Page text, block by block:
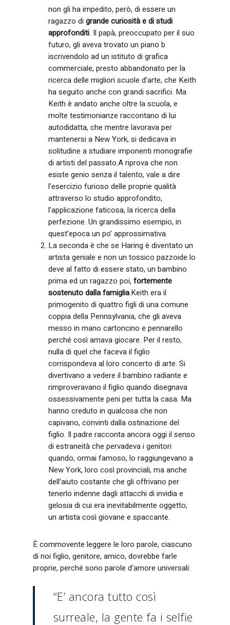
non gli ha impedito, però, di essere un
ragazzo di grande curiosità e di studi
approfonditi. Il papà, preoccupato per il suo
futuro, gli aveva trovato un piano b
iscrivendolo ad un istituto di grafica
commerciale, presto abbandonato per la
ricerca delle migliori scuole d’arte, che Keith
ha seguito anche con grandi sacrifici. Ma
Keith è andato anche oltre la scuola, e
molte testimonianze raccontano di lui
autodidatta, che mentre lavorava per
mantenersi a New York, si dedicava in
solitudine a studiare imponenti monografie
di artisti del passato.A riprova che non
esiste genio senza il talento, vale a dire
l’esercizio furioso delle proprie qualità
attraverso lo studio approfondito,
l’applicazione faticosa, la ricerca della
perfezione. Un grandissimo esempio, in
quest’epoca un po’ approssimativa.
La seconda è che se Haring è diventato un
artista geniale e non un tossico pazzoide lo
deve al fatto di essere stato, un bambino
prima ed un ragazzo poi, fortemente
sostenuto dalla famiglia.Keith era il
primogenito di quattro figli di una comune
coppia della Pennsylvania, che gli aveva
messo in mano cartoncino e pennarello
perché così amava giocare. Per il resto,
nulla di quel che faceva il figlio
corrispondeva al loro concerto di arte. Si
divertivano a vedere il bambino radiante e
rimproveravano il figlio quando disegnava
ossessivamente peni per tutta la casa. Ma
hanno creduto in qualcosa che non
capivano, convinti dalla ostinazione del
figlio. Il padre racconta ancora oggi il senso
di estraneità che pervadeva i genitori
quando, ormai famoso, lo raggiungevano a
New York, loro così provinciali, ma anche
dell’aiuto costante che gli offrivano per
tenerlo indenne dagli attacchi di invidia e
gelosia di cui era inevitabilmente oggetto,
un artista così giovane e spaccante.
È commovente leggere le loro parole, ciascuno
di noi figlio, genitore, amico, dovrebbe farle
proprie, perché sono parole d’amore universali:
“E’ ancora tutto così
surreale, la gente fa i selfie